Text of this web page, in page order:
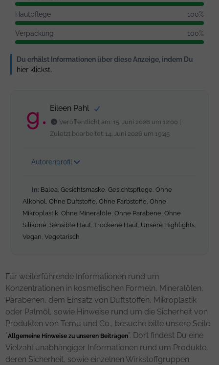
Hautpflege 100%
Verpackung 100%
Du erhälst Informationen über diese Anzeige, indem Du
hier klickst.
Eileen Pahl
Veröffentlicht am: 15. Juni 2026 um 12:00 |
Zuletzt bearbeitet: 14. Juni 2026 um 19:45
Autorenprofil
In: Balea,Gesichtsmaske,Gesichtspflege,Ohne
Alkohol,Ohne Duftstoffe,Ohne Farbstoffe,Ohne
Mikroplastik,Ohne Mineralöle,Ohne Parabene,Ohne
Silikone,Sensible Haut,Trockene Haut, Unsere Highlights,
Vegan,Vegetarisch
Für weiterführende Informationen rund um
Konzentrationen in kosmetischen Formeln, Mineralölen,
Parabenen, dem Einsatz von Duftstoffen, Mikroplastik
oder Palmöl, sowie Hinweise rund um die Sicherheit von
Produkten von Temu und Co., besuche bitte unsere Seite
"Allgemeine Hinweise zu unseren Beiträgen". Dort findest Du eine
Vielzahl unabhängiger Informationen rund um Produkte,
deren Sicherheit, sowie einzelnen Wirkstoffgruppen.